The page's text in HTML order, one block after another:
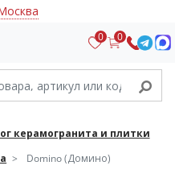
0 0
керамогранита и плитки
Domino (Домино)